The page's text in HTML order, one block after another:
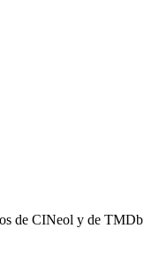
de CINeol y de TMDb